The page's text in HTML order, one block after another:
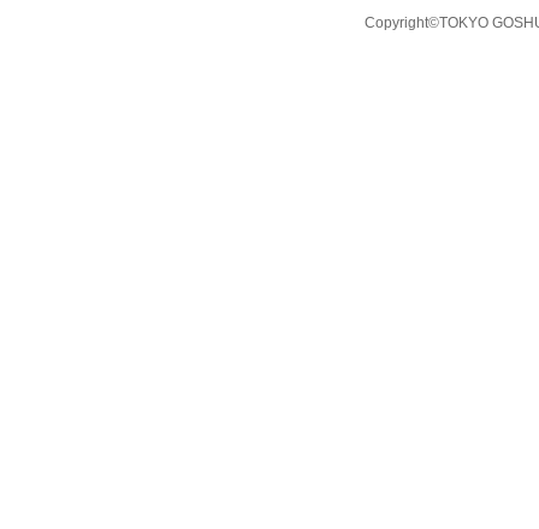
Copyright©TOKYO